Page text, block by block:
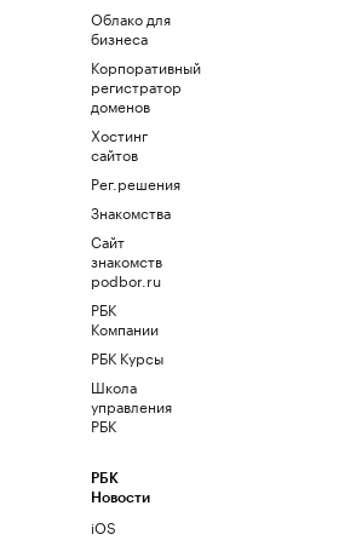
Облако для
бизнеса
Корпоративный
регистратор
доменов
Хостинг
сайтов
Рег.решения
Знакомства
Сайт
знакомств
podbor.ru
РБК
Компании
РБК Курсы
Школа
управления
РБК
РБК
Новости
iOS